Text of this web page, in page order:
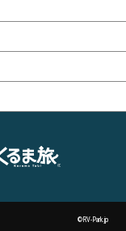
©RV-Park.jp